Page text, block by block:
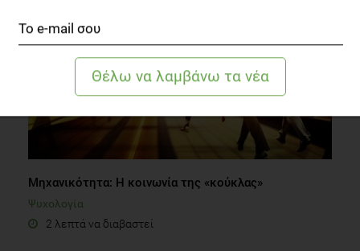
Μηχανικότητα: Η κοινωνία της «κούκλας»
Ψυχολογία
2 λεπτά να διαβαστεί